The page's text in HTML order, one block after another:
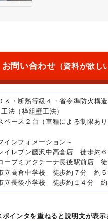
お問い合わせ （資料が欲し
Ｋ・断熱等級４・省令準防火構造
工法（枠組壁工法）
ペース２台（車種による制限あり
インフォメーション～
イレブン藤沢中高倉店 徒歩約
ープミアクチーナ長後駅前店
立高倉中学校 徒歩約７分 約５
立長後小学校 徒歩約１４分 約
ポインタを重ねると説明文が表示